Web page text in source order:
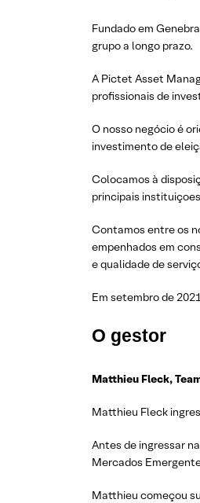
Fundado em
grupo a longo prazo.
A Pictet Asset
profissionais de
O nosso negócio é
investimento de
Colocamos à
principais
Contamos entre os
empenhados em
e qualidade de
Em setembro de
O gestor
Matthieu Fleck,
Matthieu Fleck
Antes de ingressar
Mercados
Matthieu começou